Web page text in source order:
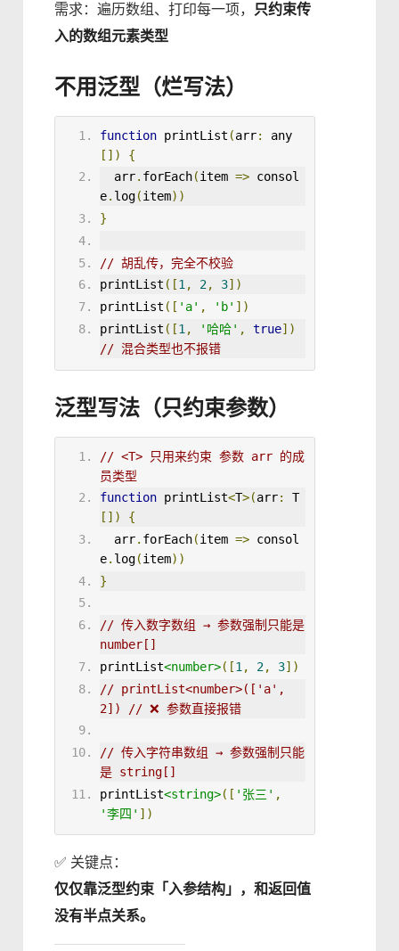
需求：遍历数组、打印每一项，
只约束传
入的数组元素类型
不用泛型（烂写法）
function printList (arr:
any
[])
{
  arr
. forEach(item => consol
e. log(item))
}
// 胡乱传，完全不校验
printList ([1, 2, 3])
printList ([ 'a' , 'b' ])
printList ([1 , '哈哈' , true])
// 混合类型也不报错
泛型写法（只约束参数）
// <T> 只用来约束 参数 arr 的成
员类型
function printList<T>(arr:
T
[])
{
  arr
. forEach(item => consol
e. log(item))
}
// 传入数字数组 → 参数强制只能是
number[]
printList<number>([1 , 2, 3])
// printList<number>([ 'a'
2]) // ❌ 参数直接报错
// 传入字符串数组 → 参数强制只能
是 string[]
printList<string>([ '张三' ,
'李四' ])
✅ 关键点：
仅仅靠泛型约束「入参结构」，和返回值
没有半点关系。